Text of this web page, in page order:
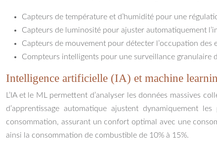
Capteurs de température et d’humidité pour une
Capteurs de luminosité pour ajuster automatiquement
Capteurs de mouvement pour détecter l’occupation des
Compteurs intelligents pour une surveillance granulaire
Intelligence artificielle (IA) et machine
L’IA et le ML permettent d’analyser les données massives
d’apprentissage automatique ajustent dynamiquement
consommation, assurant un confort optimal avec une
ainsi la consommation de combustible de 10% à 15%.